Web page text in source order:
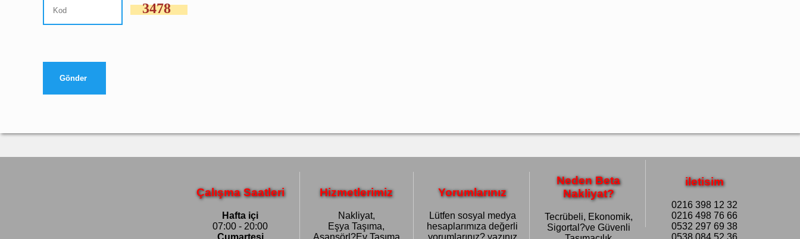
3478
Çalışma Saatleri
Hafta içi
07:00 - 20:00
Cumartesi
Hizmetlerimiz
Nakliyat,
Eşya Taşıma,
Asansörl?Ev Taşıma
Yorumlarınız
Lütfen sosyal medya
hesaplarımıza değerli
yorumlarınız? yazınız
Neden Beta
Nakliyat?
Tecrübeli, Ekonomik,
Sigortal?ve Güvenli
iletisim
0216 398 12 32
0216 498 76 66
0532 297 69 38
0538 084 52 36